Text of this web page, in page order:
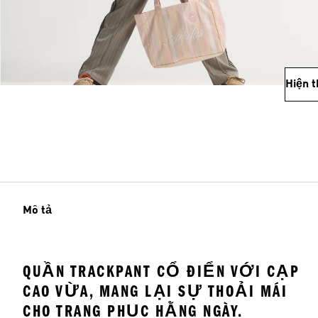
Hiện
Mô tả
QUẦN TRACKPANT CỔ ĐIỂN VỚI CẠP
CAO VỪA, MANG LẠI SỰ THOẢI MÁI
CHO TRANG PHỤC HẰNG NGÀY.